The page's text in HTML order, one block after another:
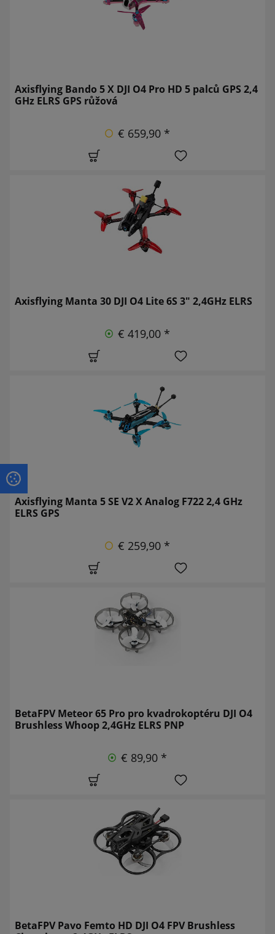
Axisflying Bando 5 X DJI O4 Pro HD 5 palců GPS 2,4
GHz ELRS GPS růžová
€ 659,90 *
Axisflying Manta 30 DJI O4 Lite 6S 3" 2,4GHz ELRS
€ 419,00 *
Axisflying Manta 5 SE V2 X Analog F722 2,4 GHz
ELRS GPS
€ 259,90 *
BetaFPV Meteor 65 Pro pro kvadrokoptéru DJI O4
Brushless Whoop 2,4GHz ELRS PNP
€ 89,90 *
BetaFPV Pavo Femto HD DJI O4 FPV Brushless